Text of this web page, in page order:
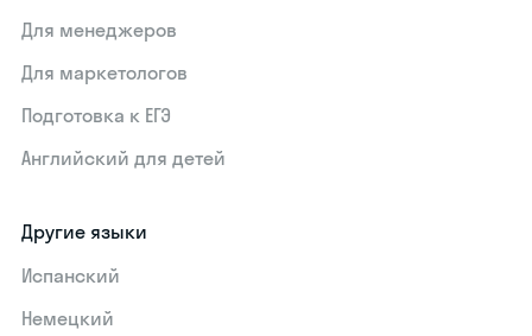
Для менеджеров
Для маркетологов
Подготовка к ЕГЭ
Английский для детей
Другие языки
Испанский
Немецкий